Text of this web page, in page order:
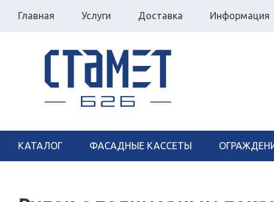
Главная Услуги Доставка Информация
КАТАЛОГ ФАСАДНЫЕ КАССЕТЫ